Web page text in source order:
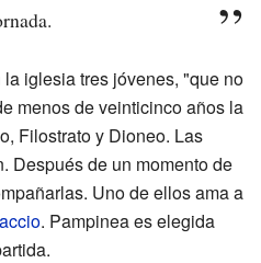
iglesia tres jóvenes, "que no
menos de veinticinco años la
Filostrato y Dioneo. Las
Después de un momento de
Uno de ellos ama a
. Pampinea es elegida